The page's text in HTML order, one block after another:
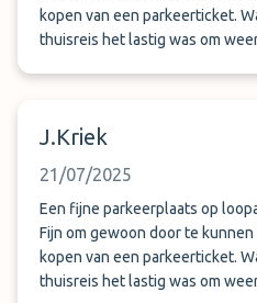
kopen van een parkeerticket.
thuisreis het lastig was om
mensen zaten om de weg te
J.Kriek
21/07/2025
Een fijne parkeerplaats op
Fijn om gewoon door te
kopen van een parkeerticket.
thuisreis het lastig was om